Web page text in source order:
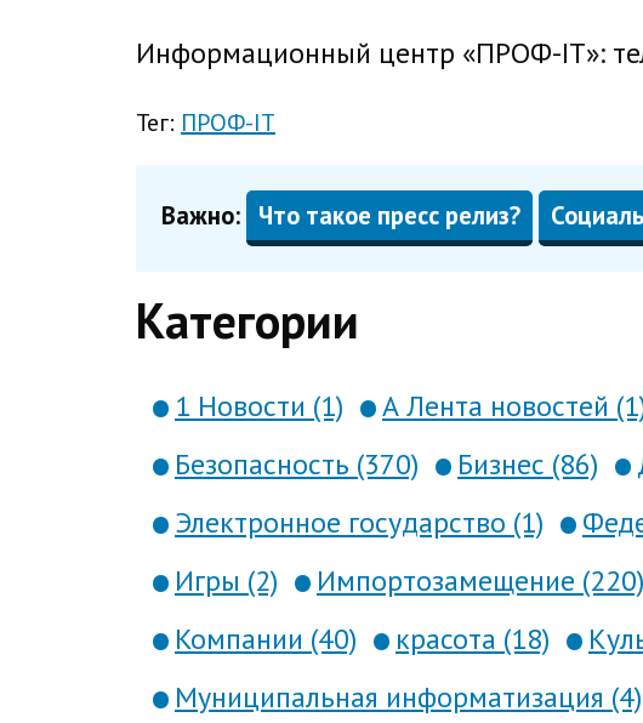
Информационный центр «ПРОФ-IT»:
Тег: ПРОФ-IT
Важно: Что такое пресс релиз?
Категории
1 Новости (1) А Лента новостей
Безопасность (370)
Бизнес (86)
Электронное государство (1)
Игры (2)
Импортозамещение (220)
Компании (40)
красота (18)
Муниципальная информатизация (4)